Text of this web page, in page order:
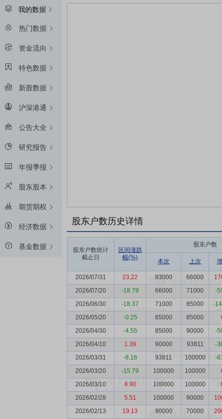
我的数据
热门数据
资金流向
特色数据
新股数据
沪深港通
公告大全
研究报告
年报季报
股东股本
期货期权
经济数据
基金数据
股东户数历史详情
股东户数统计
截止日
区间涨跌
幅(%)
股东户数
本次 上次
2026/07/31 23.22 83000 66000
2026/07/20
-18.79 66000 71000
-
2026/06/30
-18.37 71000 85000
-
2026/05/20
-0.25 85000 85000
2026/04/30
-4.55 85000 90000
-
2026/04/10
1.39 90000 93811
-
2026/03/31
-8.16 93811 100000
-
2026/03/20
-15.79 100000 100000
2026/03/10
8.90 100000 100000
2026/02/28
5.51 100000 90000
2026/02/13
19.13 90000 70000